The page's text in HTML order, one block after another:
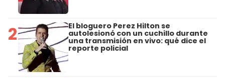
2 El bloguero Perez Hilton se
autolesionó con un cuchillo durante
una transmisión en vivo: qué dice el
reporte policial